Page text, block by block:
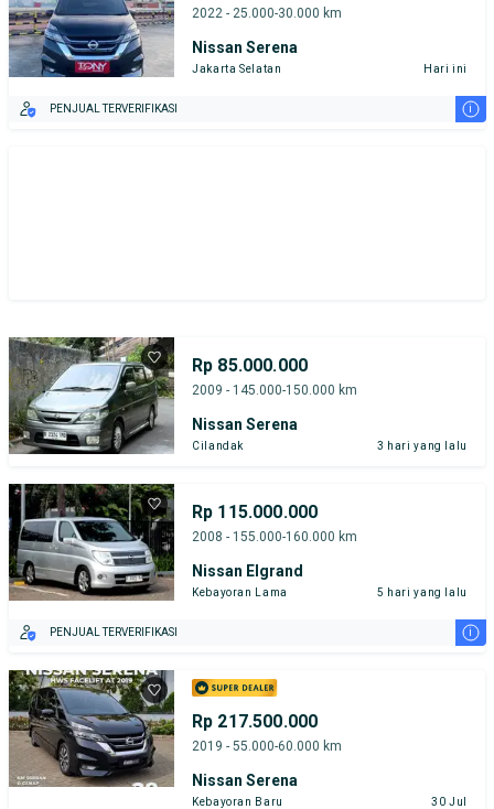
2022 - 25.000-30.000 km
Nissan Serena
Jakarta Selatan Hari ini
PENJUAL TERVERIFIKASI i
Rp 85.000.000
2009 - 145.000-150.000 km
Nissan Serena
Cilandak 3 hari yang lalu
Rp 115.000.000
2008 - 155.000-160.000 km
Nissan Elgrand
Kebayoran Lama 5 hari yang lalu
PENJUAL TERVERIFIKASI i
Rp 217.500.000
2019 - 55.000-60.000 km
Nissan Serena
Kebayoran Baru 30 Jul